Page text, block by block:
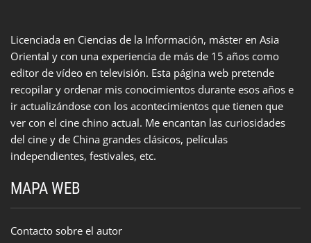
Licenciada en Ciencias de la Información, máster en Asia
Oriental y con una experiencia de más de 15 años como
editor de vídeo en televisión. Esta página web pretende
recopilar y ordenar mis conocimientos durante esos años e
ir actualizándose con los acontecimientos que tienen que
ver con el cine chino actual. Me encantan las curiosidades
del cine y de China grandes clásicos, películas
independientes, festivales, etc.
MAPA WEB
Contacto sobre el autor